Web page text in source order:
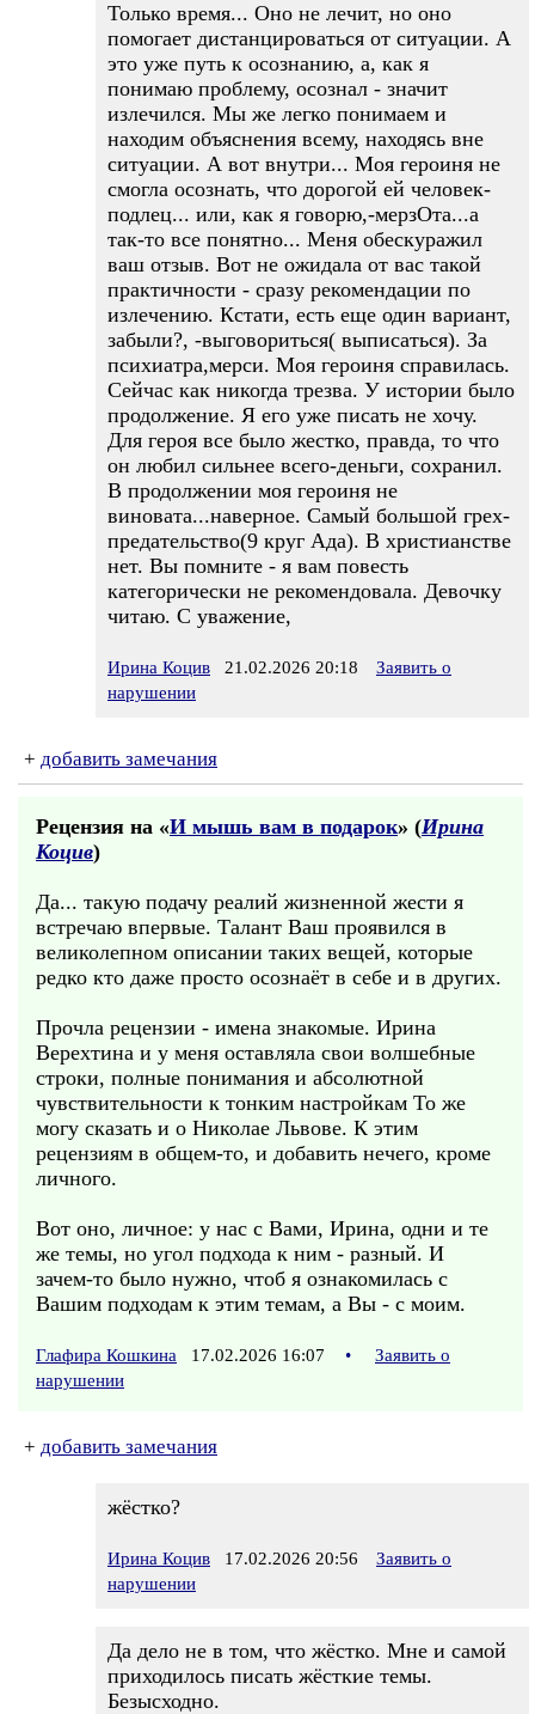
Только время... Оно не лечит, но оно
помогает дистанцироваться от ситуации. А
это уже путь к осознанию, а, как я
понимаю проблему, осознал - значит
излечился. Мы же легко понимаем и
находим объяснения всему, находясь вне
ситуации. А вот внутри... Моя героиня не
смогла осознать, что дорогой ей человек-
подлец... или, как я говорю,-мерзОта...а
так-то все понятно... Меня обескуражил
ваш отзыв. Вот не ожидала от вас такой
практичности - сразу рекомендации по
излечению. Кстати, есть еще один вариант,
забыли?, -выговориться( выписаться). За
психиатра,мерси. Моя героиня справилась.
Сейчас как никогда трезва. У истории было
продолжение. Я его уже писать не хочу.
Для героя все было жестко, правда, то что
он любил сильнее всего-деньги, сохранил.
В продолжении моя героиня не
виновата...наверное. Самый большой грех-
предательство(9 круг Ада). В христианстве
нет. Вы помните - я вам повесть
категорически не рекомендовала. Девочку
читаю. С уважение,
Ирина Коцив 21.02.2026 20:18
Заявить о
нарушении
+ добавить замечания
Рецензия на «И мышь вам в подарок» (Ирина
Коцив)
Да... такую подачу реалий жизненной жести я
встречаю впервые. Талант Ваш проявился в
великолепном описании таких вещей, которые
редко кто даже просто осознаёт в себе и в других.
Прочла рецензии - имена знакомые. Ирина
Верехтина и у меня оставляла свои волшебные
строки, полные понимания и абсолютной
чувствительности к тонким настройкам То же
могу сказать и о Николае Львове. К этим
рецензиям в общем-то, и добавить нечего, кроме
личного.
Вот оно, личное: у нас с Вами, Ирина, одни и те
же темы, но угол подхода к ним - разный. И
зачем-то было нужно, чтоб я ознакомилась с
Вашим подходам к этим темам, а Вы - с моим.
Глафира Кошкина 17.02.2026 16:07 •
Заявить о
нарушении
+ добавить замечания
жёстко?
Ирина Коцив 17.02.2026 20:56
Заявить о
нарушении
Да дело не в том, что жёстко. Мне и самой
приходилось писать жёсткие темы.
Безысходно.